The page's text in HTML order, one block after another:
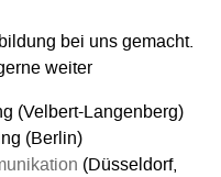
bei uns gemacht.
weiter
(Velbert-Langenberg)
(Berlin)
(Düsseldorf,